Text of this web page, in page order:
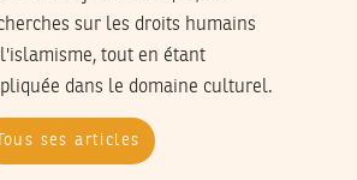
sur les droits humains
tout en étant
dans le domaine culturel.
Tous ses articles